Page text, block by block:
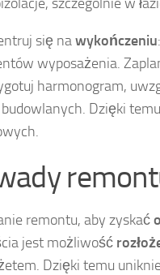
się nawykończeniu
wyposażenia.
harmonogram,
Dzięki
remontu, aby zyskać
jest możliwość
Dzięki temu